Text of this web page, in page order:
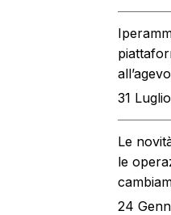
31
Le
le
24